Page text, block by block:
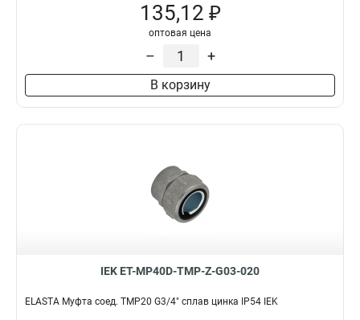
135,12 ₽
оптовая цена
– +
В корзину
IEK ET-MP40D-TMP-Z-G03-020
ELASTA Муфта соед. TMP20 G3/4" сплав цинка IP54 IEK